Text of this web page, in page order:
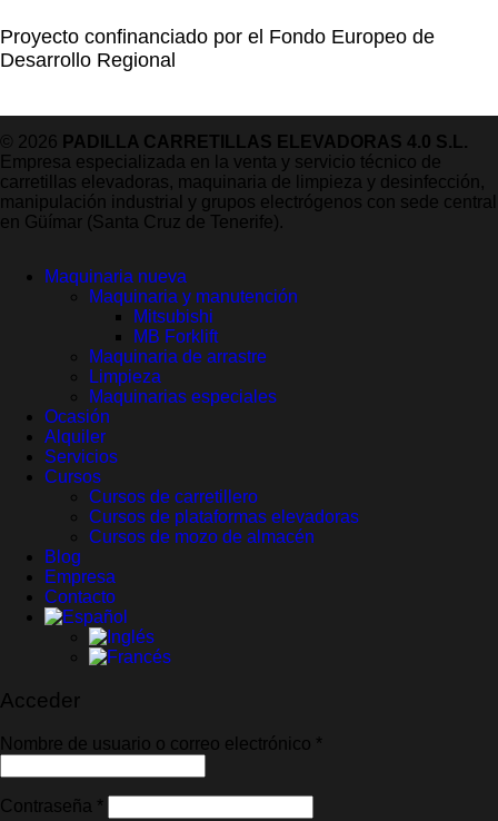
Proyecto confinanciado por el Fondo Europeo de
Desarrollo Regional
© 2026 PADILLA CARRETILLAS ELEVADORAS 4.0 S.L.
Empresa especializada en la venta y servicio técnico de
carretillas elevadoras, maquinaria de limpieza y desinfección,
manipulación industrial y grupos electrógenos con sede central
en Güímar (Santa Cruz de Tenerife).
Maquinaria nueva
Maquinaria y manutención
Mitsubishi
MB Forklift
Maquinaria de arrastre
Limpieza
Maquinarias especiales
Ocasión
Alquiler
Servicios
Cursos
Cursos de carretillero
Cursos de plataformas elevadoras
Cursos de mozo de almacén
Blog
Empresa
Contacto
Acceder
Nombre de usuario o correo electrónico *
Contraseña *